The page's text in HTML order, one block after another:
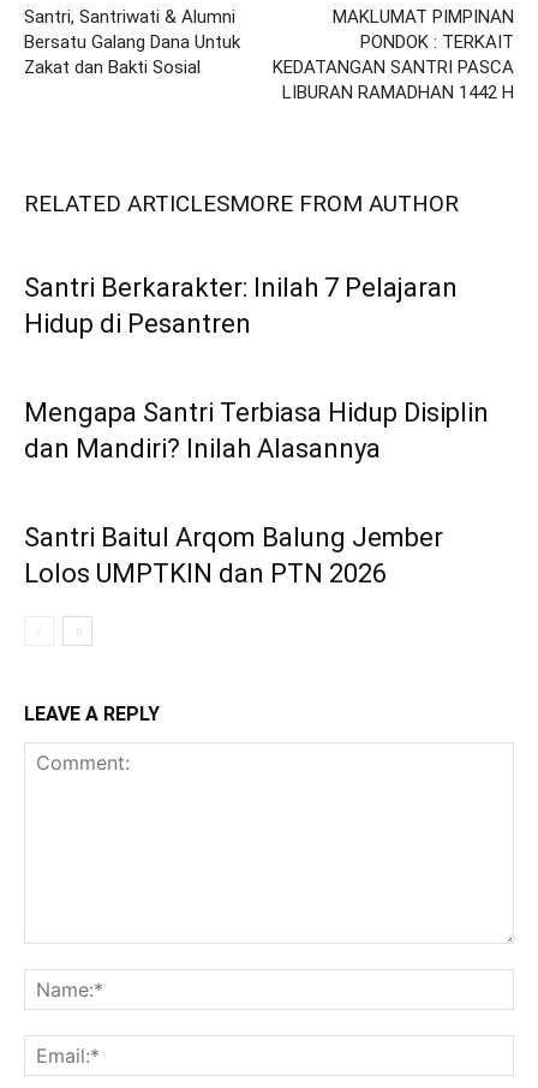
Santri, Santriwati & Alumni
Bersatu Galang Dana Untuk
Zakat dan Bakti Sosial
MAKLUMAT PIMPINAN
PONDOK : TERKAIT
KEDATANGAN SANTRI PASCA
LIBURAN RAMADHAN 1442 H
RELATED ARTICLESMORE FROM AUTHOR
Santri Berkarakter: Inilah 7 Pelajaran
Hidup di Pesantren
Mengapa Santri Terbiasa Hidup Disiplin
dan Mandiri? Inilah Alasannya
Santri Baitul Arqom Balung Jember
Lolos UMPTKIN dan PTN 2026
LEAVE A REPLY